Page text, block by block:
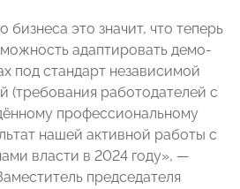
бизнеса это значит, что теперь
адаптировать демо-
под стандарт независимой
(требования работодателей с
профессиональному
нашей активной работы с
власти в 2024 году», —
председателя